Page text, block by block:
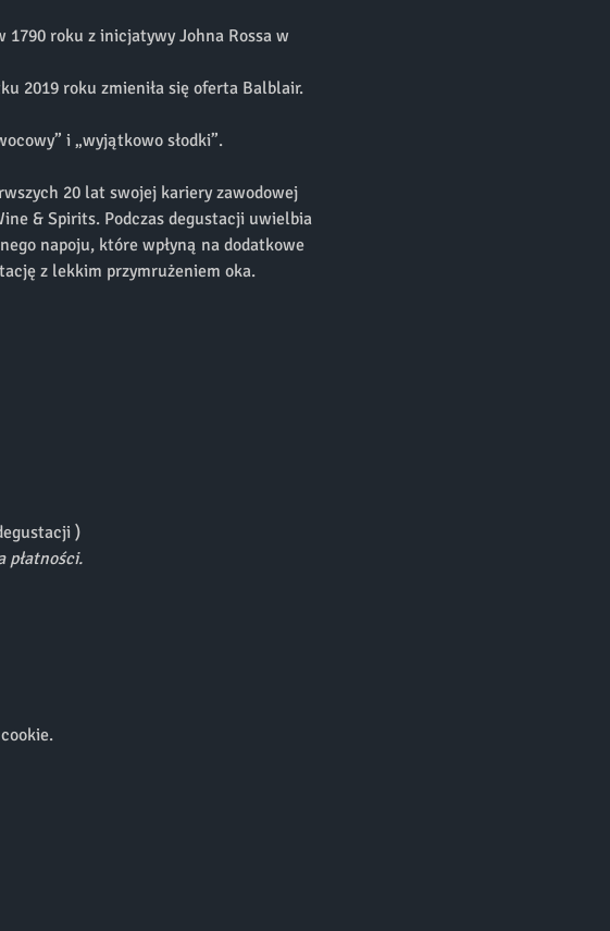
roku z inicjatywy Johna Rossa w
2019 roku zmieniła się oferta Balblair.
i „wyjątkowo słodki”.
20 lat swojej kariery zawodowej
& Spirits. Podczas degustacji uwielbia
napoju, które wpłyną na dodatkowe
z lekkim przymrużeniem oka.
)
płatności.